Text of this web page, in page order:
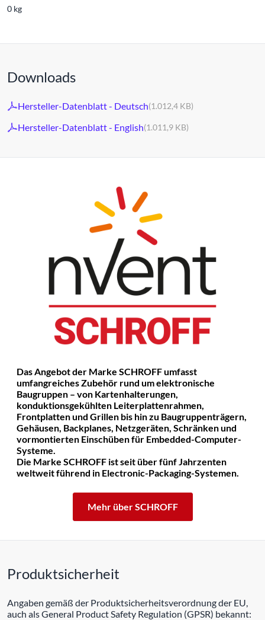
0 kg
Downloads
Hersteller-Datenblatt - Deutsch(1.012,4 KB)
Hersteller-Datenblatt - English(1.011,9 KB)
Das Angebot der Marke SCHROFF umfasst
umfangreiches Zubehör rund um elektronische
Baugruppen – von Kartenhalterungen,
konduktionsgekühlten Leiterplattenrahmen,
Frontplatten und Grillen bis hin zu Baugruppenträgern,
Gehäusen, Backplanes, Netzgeräten, Schränken und
vormontierten Einschüben für Embedded-Computer-
Systeme.
Die Marke SCHROFF ist seit über fünf Jahrzenten
weltweit führend in Electronic-Packaging-Systemen.
Mehr über SCHROFF
Produktsicherheit
Angaben gemäß der Produktsicherheitsverordnung der EU,
auch als General Product Safety Regulation (GPSR) bekannt: